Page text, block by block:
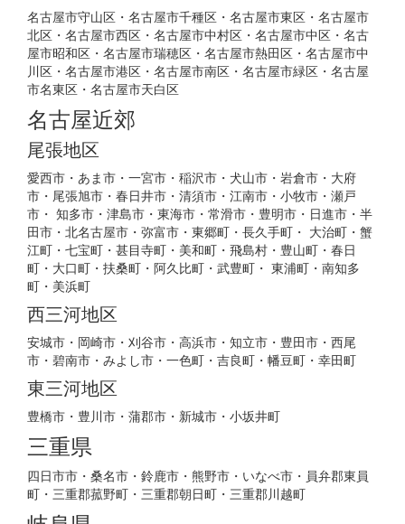
名古屋市守山区・名古屋市千種区・名古屋市東区・名古屋市
北区・名古屋市西区・名古屋市中村区・名古屋市中区・名古
屋市昭和区・名古屋市瑞穂区・名古屋市熱田区・名古屋市中
川区・名古屋市港区・名古屋市南区・名古屋市緑区・名古屋
市名東区・名古屋市天白区
名古屋近郊
尾張地区
愛西市・あま市・一宮市・稲沢市・犬山市・岩倉市・大府
市・尾張旭市・春日井市・清須市・江南市・小牧市・瀬戸
市・ 知多市・津島市・東海市・常滑市・豊明市・日進市・半
田市・北名古屋市・弥富市・東郷町・長久手町・ 大治町・蟹
江町・七宝町・甚目寺町・美和町・飛島村・豊山町・春日
町・大口町・扶桑町・阿久比町・武豊町・ 東浦町・南知多
町・美浜町
西三河地区
安城市・岡崎市・刈谷市・高浜市・知立市・豊田市・西尾
市・碧南市・みよし市・一色町・吉良町・幡豆町・幸田町
東三河地区
豊橋市・豊川市・蒲郡市・新城市・小坂井町
三重県
四日市市・桑名市・鈴鹿市・熊野市・いなべ市・員弁郡東員
町・三重郡菰野町・三重郡朝日町・三重郡川越町